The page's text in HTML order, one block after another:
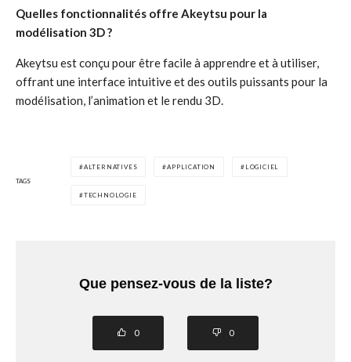
Quelles fonctionnalités offre Akeytsu pour la
modélisation 3D ?
Akeytsu est conçu pour être facile à apprendre et à utiliser,
offrant une interface intuitive et des outils puissants pour la
modélisation, l’animation et le rendu 3D.
TAGS
ALTERNATIVES APPLICATION LOGICIEL
TECHNOLOGIE
Que pensez-vous de la liste?
0 0